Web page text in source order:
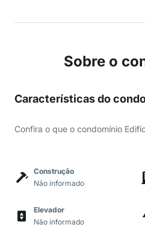
Sobre o
Características do
Confira o que o condomínio
Construção
Não informado
Elevador
Não informado